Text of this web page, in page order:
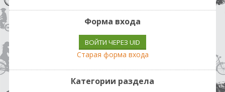
Форма входа
ВОЙТИ ЧЕРЕЗ UID
Старая форма входа
Категории раздела